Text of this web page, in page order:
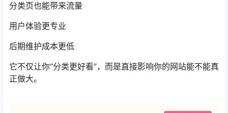
分类页也能带来流量
用户体验更专业
后期维护成本更低
它不仅让你“分类更好看”，而是直接影响你的网站能不能真
正做大。